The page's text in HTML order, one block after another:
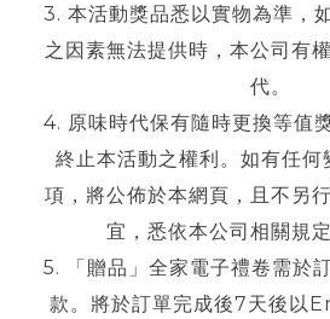
3. 本活動獎品悉以實物為準，
之因素無法提供時，本公司有
代。
4. 原味時代保有隨時更換等值
終止本活動之權利。如有任何
項，將公佈於本網頁，且不另
宜，悉依本公司相關規
5. 「贈品」全家電子禮卷需於
款。將於訂單完成後7天後以